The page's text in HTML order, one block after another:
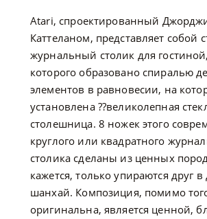
Atari, спроектированный
Каттеланом, представляет собой
журнальный столик для
которого образовано спиралью
элементов в равновесии, на
установлена ??великолепная
столешница. 8 ножек этого
круглого или квадратного
столика сделаны из ценных
кажется, только упираются друг в
шанхай. Композиция, помимо
оригинальна, является ценной,